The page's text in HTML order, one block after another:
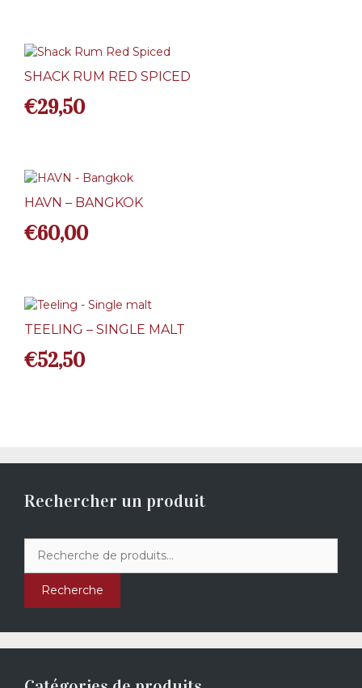
SHACK RUM RED SPICED
€29,50
HAVN – BANGKOK
€60,00
TEELING – SINGLE MALT
€52,50
Rechercher un produit
pour :
Recherche